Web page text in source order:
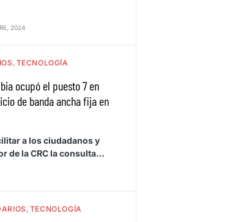
2024
TECNOLOGÍA
ocupó el puesto 7 en
de banda ancha fija en
a los ciudadanos y
de la CRC la consulta…
TECNOLOGÍA